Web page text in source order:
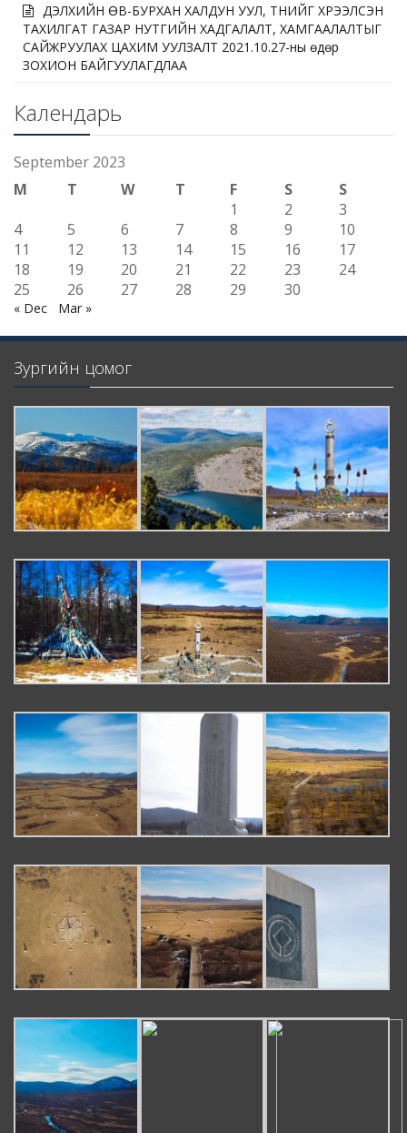
ДЭЛХИЙН ӨВ-БУРХАН ХАЛДУН УУЛ, ТҮҮНИЙГ ХҮРЭЭЛСЭН
ТАХИЛГАТ ГАЗАР НУТГИЙН ХАДГАЛАЛТ, ХАМГААЛАЛТЫГ
САЙЖРУУЛАХ ЦАХИМ УУЛЗАЛТ 2021.10.27-ны өдөр
ЗОХИОН БАЙГУУЛАГДЛАА
Календарь
September 2023
M
T W T F S
S
1
2
3
4
5 6 7 8 9
10
11
12 13 14 15 16
17
18
19 20 21 22 23
24
25
26 27 28 29 30
« Dec Mar »
Зургийн цомог